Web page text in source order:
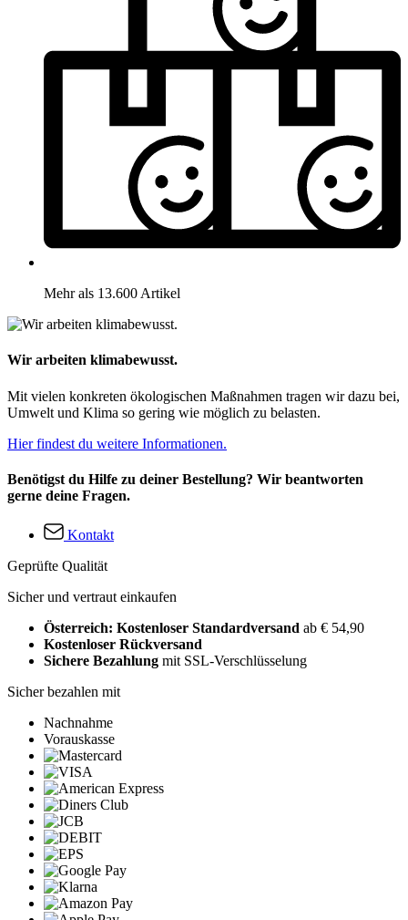
Mehr als 13.600 Artikel
Wir arbeiten klimabewusst.
Mit vielen konkreten ökologischen Maßnahmen tragen wir dazu bei,
Umwelt und Klima so gering wie möglich zu belasten.
Hier findest du weitere Informationen.
Benötigst du Hilfe zu deiner Bestellung? Wir beantworten
gerne deine Fragen.
Kontakt
Geprüfte Qualität
Sicher und vertraut einkaufen
Österreich: Kostenloser Standardversand ab € 54,90
Kostenloser Rückversand
Sichere Bezahlung mit SSL-Verschlüsselung
Sicher bezahlen mit
Nachnahme
Vorauskasse